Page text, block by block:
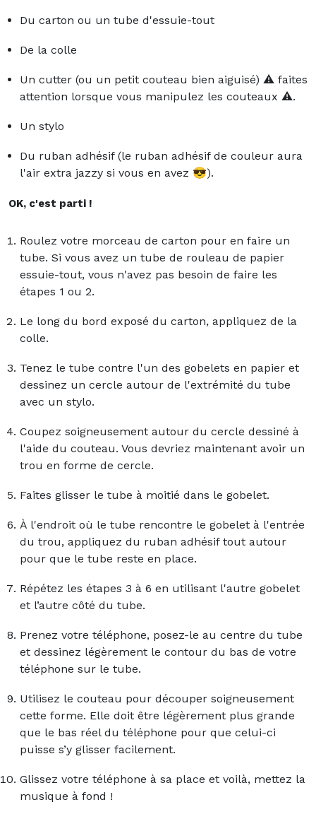
Du carton ou un tube d'essuie-tout
De la colle
Un cutter (ou un petit couteau bien aiguisé) ⚠️ faites
attention lorsque vous manipulez les couteaux ⚠️.
Un stylo
Du ruban adhésif (le ruban adhésif de couleur aura
l'air extra jazzy si vous en avez 😎).
OK, c'est parti !
Roulez votre morceau de carton pour en faire un
tube. Si vous avez un tube de rouleau de papier
essuie-tout, vous n'avez pas besoin de faire les
étapes 1 ou 2.
Le long du bord exposé du carton, appliquez de la
colle.
Tenez le tube contre l'un des gobelets en papier et
dessinez un cercle autour de l'extrémité du tube
avec un stylo.
Coupez soigneusement autour du cercle dessiné à
l'aide du couteau. Vous devriez maintenant avoir un
trou en forme de cercle.
Faites glisser le tube à moitié dans le gobelet.
À l'endroit où le tube rencontre le gobelet à l'entrée
du trou, appliquez du ruban adhésif tout autour
pour que le tube reste en place.
Répétez les étapes 3 à 6 en utilisant l'autre gobelet
et l’autre côté du tube.
Prenez votre téléphone, posez-le au centre du tube
et dessinez légèrement le contour du bas de votre
téléphone sur le tube.
Utilisez le couteau pour découper soigneusement
cette forme. Elle doit être légèrement plus grande
que le bas réel du téléphone pour que celui-ci
puisse s’y glisser facilement.
Glissez votre téléphone à sa place et voilà, mettez la
musique à fond !